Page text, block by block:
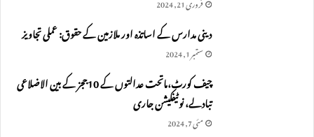
دینی مدارس کے اساتذہ اور ملازمین کے حقوق: عملی تجاویز
ستمبر 1, 2024
چیف کورٹ،ماتحت عدالتوں کے 10ججز کے بین الاضلاعی
تبادلے، نوٹیفکیشن جاری
مئی 7, 2024